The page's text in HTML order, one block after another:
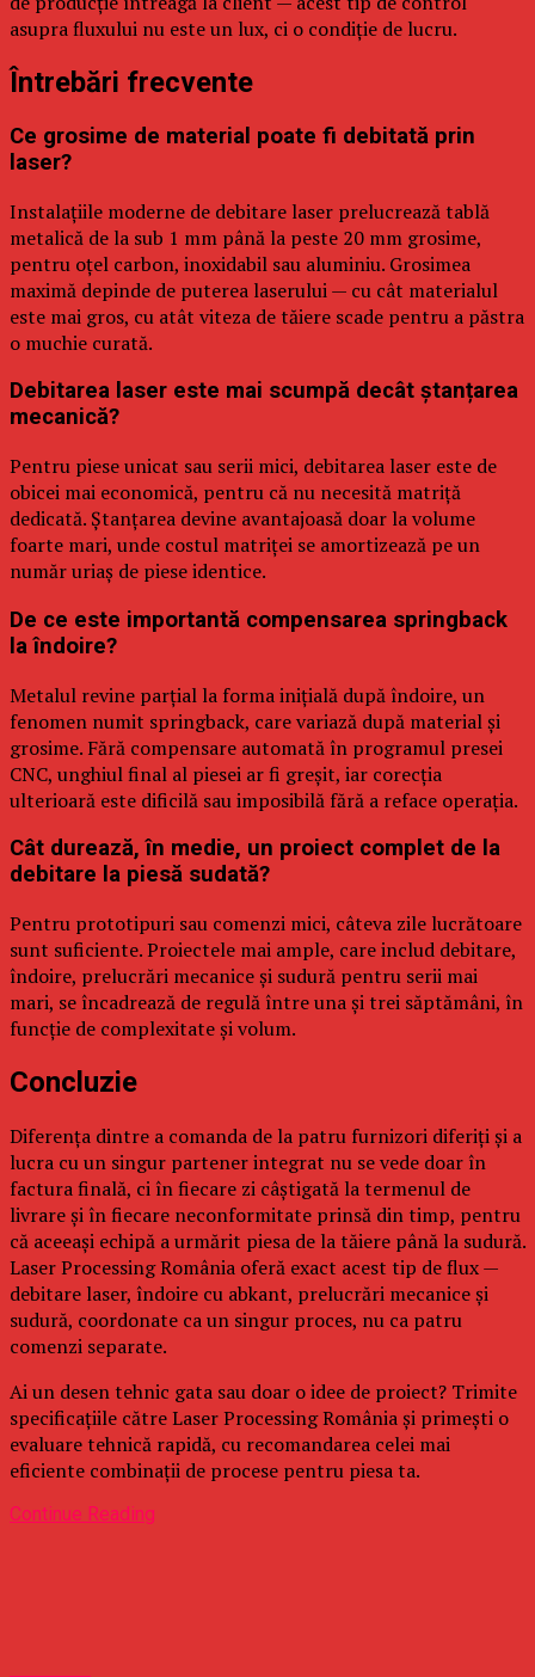
asupra fluxului nu este un lux, ci o condiție de lucru.
Întrebări frecvente
Ce grosime de material poate fi debitată prin
laser?
Instalațiile moderne de debitare laser prelucrează tablă
metalică de la sub 1 mm până la peste 20 mm grosime,
pentru oțel carbon, inoxidabil sau aluminiu. Grosimea
maximă depinde de puterea laserului — cu cât materialul
este mai gros, cu atât viteza de tăiere scade pentru a păstra
o muchie curată.
Debitarea laser este mai scumpă decât ștanțarea
mecanică?
Pentru piese unicat sau serii mici, debitarea laser este de
obicei mai economică, pentru că nu necesită matriță
dedicată. Ștanțarea devine avantajoasă doar la volume
foarte mari, unde costul matriței se amortizează pe un
număr uriaș de piese identice.
De ce este importantă compensarea springback
la îndoire?
Metalul revine parțial la forma inițială după îndoire, un
fenomen numit springback, care variază după material și
grosime. Fără compensare automată în programul presei
CNC, unghiul final al piesei ar fi greșit, iar corecția
ulterioară este dificilă sau imposibilă fără a reface operația.
Cât durează, în medie, un proiect complet de la
debitare la piesă sudată?
Pentru prototipuri sau comenzi mici, câteva zile lucrătoare
sunt suficiente. Proiectele mai ample, care includ debitare,
îndoire, prelucrări mecanice și sudură pentru serii mai
mari, se încadrează de regulă între una și trei săptămâni, în
funcție de complexitate și volum.
Concluzie
Diferența dintre a comanda de la patru furnizori diferiți și a
lucra cu un singur partener integrat nu se vede doar în
factura finală, ci în fiecare zi câștigată la termenul de
livrare și în fiecare neconformitate prinsă din timp, pentru
că aceeași echipă a urmărit piesa de la tăiere până la sudură.
Laser Processing România oferă exact acest tip de flux —
debitare laser, îndoire cu abkant, prelucrări mecanice și
sudură, coordonate ca un singur proces, nu ca patru
comenzi separate.
Ai un desen tehnic gata sau doar o idee de proiect? Trimite
specificațiile către Laser Processing România și primești o
evaluare tehnică rapidă, cu recomandarea celei mai
eficiente combinații de procese pentru piesa ta.
Continue Reading